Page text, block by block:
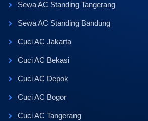
Sewa AC Standing Tangerang
Sewa AC Standing Bandung
Cuci AC Jakarta
Cuci AC Bekasi
Cuci AC Depok
Cuci AC Bogor
Cuci AC Tangerang